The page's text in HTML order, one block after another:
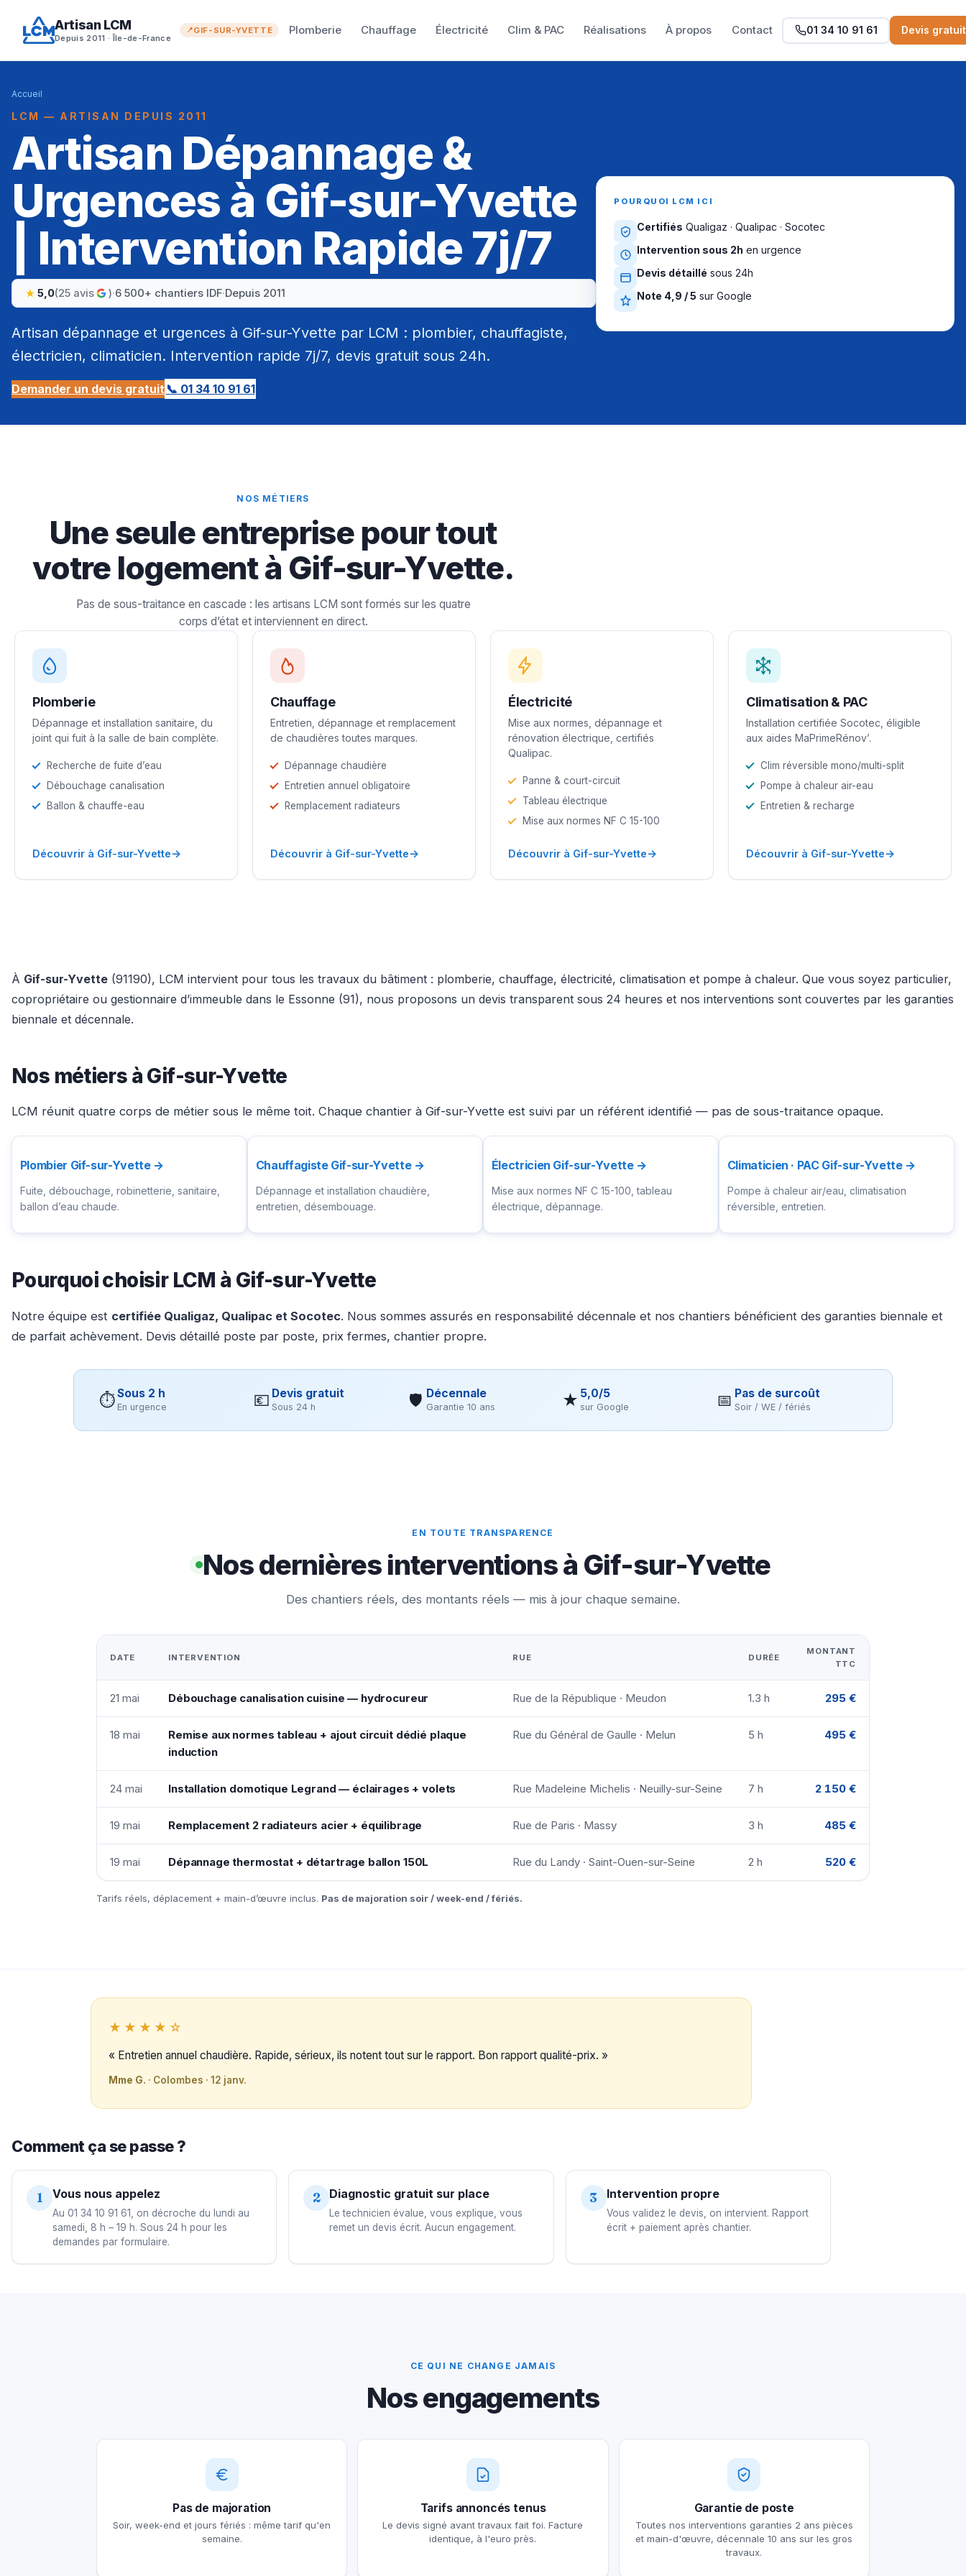
Artisan LCM
Depuis 2011 · Île-de-France
GIF-SUR-YVETTE Plomberie Chauffage Électricité Clim & PAC Réalisations À propos Contact 01 34 10 91 61 Devis gratuit
Accueil
LCM — ARTISAN DEPUIS 2011
Artisan Dépannage &
Urgences à Gif-sur-Yvette
| Intervention Rapide 7j/7
5,0(25 avis )·6 500+ chantiers IDF·Depuis 2011
Artisan dépannage et urgences à Gif-sur-Yvette par LCM : plombier, chauffagiste,
électricien, climaticien. Intervention rapide 7j/7, devis gratuit sous 24h.
Demander un devis gratuit 📞 01 34 10 91 61
POURQUOI LCM ICI
Certifiés Qualigaz · Qualipac · Socotec
Intervention sous 2h en urgence
Devis détaillé sous 24h
Note 4,9 / 5 sur Google
NOS MÉTIERS
Une seule entreprise pour tout
votre logement à Gif-sur-Yvette.
Pas de sous-traitance en cascade : les artisans LCM sont formés sur les quatre
corps d’état et interviennent en direct.
Plomberie
Dépannage et installation sanitaire, du
joint qui fuit à la salle de bain complète.
Recherche de fuite d’eau
Débouchage canalisation
Ballon & chauffe-eau
Découvrir à Gif-sur-Yvette→
Chauffage
Entretien, dépannage et remplacement
de chaudières toutes marques.
Dépannage chaudière
Entretien annuel obligatoire
Remplacement radiateurs
Découvrir à Gif-sur-Yvette→
Électricité
Mise aux normes, dépannage et
rénovation électrique, certifiés
Qualipac.
Panne & court-circuit
Tableau électrique
Mise aux normes NF C 15-100
Découvrir à Gif-sur-Yvette→
Climatisation & PAC
Installation certifiée Socotec, éligible
aux aides MaPrimeRénov’.
Clim réversible mono/multi-split
Pompe à chaleur air-eau
Entretien & recharge
Découvrir à Gif-sur-Yvette→
À Gif-sur-Yvette (91190), LCM intervient pour tous les travaux du bâtiment : plomberie, chauffage, électricité, climatisation et pompe à chaleur. Que vous soyez particulier,
copropriétaire ou gestionnaire d’immeuble dans le Essonne (91), nous proposons un devis transparent sous 24 heures et nos interventions sont couvertes par les garanties
biennale et décennale.
Nos métiers à Gif-sur-Yvette
LCM réunit quatre corps de métier sous le même toit. Chaque chantier à Gif-sur-Yvette est suivi par un référent identifié — pas de sous-traitance opaque.
Plombier Gif-sur-Yvette →
Fuite, débouchage, robinetterie, sanitaire,
ballon d’eau chaude.
Chauffagiste Gif-sur-Yvette →
Dépannage et installation chaudière,
entretien, désembouage.
Électricien Gif-sur-Yvette →
Mise aux normes NF C 15-100, tableau
électrique, dépannage.
Climaticien · PAC Gif-sur-Yvette →
Pompe à chaleur air/eau, climatisation
réversible, entretien.
Pourquoi choisir LCM à Gif-sur-Yvette
Notre équipe est certifiée Qualigaz, Qualipac et Socotec. Nous sommes assurés en responsabilité décennale et nos chantiers bénéficient des garanties biennale et
de parfait achèvement. Devis détaillé poste par poste, prix fermes, chantier propre.
⏱Sous 2 h
En urgence 💶 Devis gratuit
Sous 24 h 🛡 Décennale
Garantie 10 ans ★ 5,0/5
sur Google 📅 Pas de surcoût
Soir / WE / fériés
EN TOUTE TRANSPARENCE
Nos dernières interventions à Gif-sur-Yvette
Des chantiers réels, des montants réels — mis à jour chaque semaine.
DATE INTERVENTION RUE DURÉE
MONTANT
TTC
21 mai Débouchage canalisation cuisine — hydrocureur Rue de la République · Meudon 1.3 h 295 €
18 mai
Remise aux normes tableau + ajout circuit dédié plaque
induction
Rue du Général de Gaulle · Melun 5 h 495 €
24 mai Installation domotique Legrand — éclairages + volets Rue Madeleine Michelis · Neuilly-sur-Seine 7 h 2 150 €
19 mai Remplacement 2 radiateurs acier + équilibrage Rue de Paris · Massy 3 h 485 €
19 mai Dépannage thermostat + détartrage ballon 150L Rue du Landy · Saint-Ouen-sur-Seine 2 h 520 €
Tarifs réels, déplacement + main-d’œuvre inclus. Pas de majoration soir / week-end / fériés.
★★★★☆
« Entretien annuel chaudière. Rapide, sérieux, ils notent tout sur le rapport. Bon rapport qualité-prix. »
Mme G. · Colombes · 12 janv.
Comment ça se passe ?
1 Vous nous appelez
Au 01 34 10 91 61, on décroche du lundi au
samedi, 8 h – 19 h. Sous 24 h pour les
demandes par formulaire.
2 Diagnostic gratuit sur place
Le technicien évalue, vous explique, vous
remet un devis écrit. Aucun engagement.
3 Intervention propre
Vous validez le devis, on intervient. Rapport
écrit + paiement après chantier.
CE QUI NE CHANGE JAMAIS
Nos engagements
Pas de majoration
Soir, week-end et jours fériés : même tarif qu'en
semaine.
Tarifs annoncés tenus
Le devis signé avant travaux fait foi. Facture
identique, à l'euro près.
Garantie de poste
Toutes nos interventions garanties 2 ans pièces
et main-d'œuvre, décennale 10 ans sur les gros
travaux.